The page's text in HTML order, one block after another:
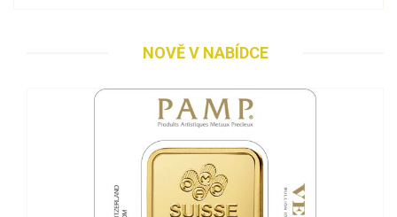
NOVĚ V NABÍDCE